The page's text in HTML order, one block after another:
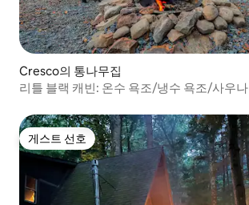
Cresco의 통나무집
리틀 블랙 캐빈: 온수 욕조/냉수 욕조/사우나
게스트 선호
게스트 선호